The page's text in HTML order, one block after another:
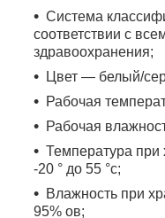
Система
соответствии с
здравоохранения;
Цвет ― белый/
Рабочая
Рабочая
Температура при
-20 ° до 55 °с;
Влажность при
95% ов;